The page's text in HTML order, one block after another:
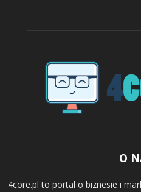
O
4core.pl to portal o biznesie i